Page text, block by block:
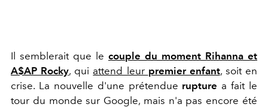
Il semblerait que le couple du moment Rihanna et
A$AP Rocky, qui attend leur premier enfant,soit en
crise. La nouvelle d'une prétendue rupture a fait le
tour du monde sur Google, mais n'a pas encore été